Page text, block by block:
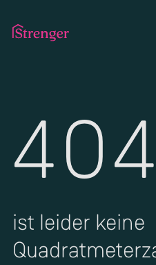
404
ist leider keine